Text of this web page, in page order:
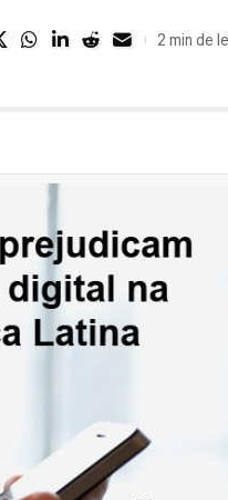
2 min de